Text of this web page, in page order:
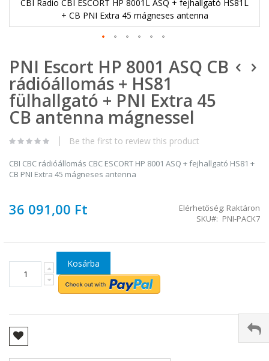
CBI Radio CBI ESCORT HP 8001L ASQ + fejhallgató HS81L
+ CB PNI Extra 45 mágneses antenna
a
képgaléria
elejére
PNI Escort HP 8001 ASQ CB
rádióállomás + HS81
fülhallgató + PNI Extra 45
CB antenna mágnessel
Be the first to review this product
CBI CBC rádióállomás CBC ESCORT HP 8001 ASQ + fejhallgató HS81 +
CB PNI Extra 45 mágneses antenna
36 091,00 Ft Elérhetőség: Raktáron
SKU
PNI-PACK7
Kosárba